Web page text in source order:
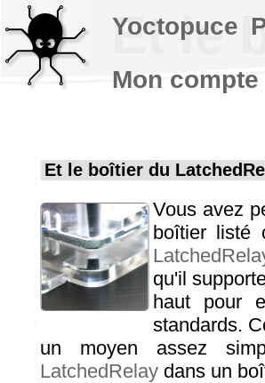
Et le
Et le boîtier du
Vous avez
boîtier listé
qu'il
haut pour
standards.
un moyen assez
LatchedRelay dans un
Yoctopuce
Mon compte